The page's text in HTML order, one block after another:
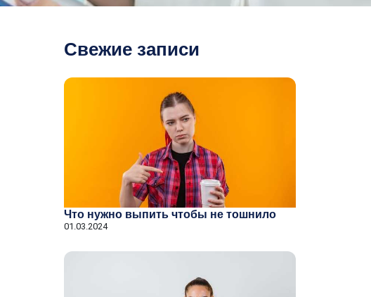
Свежие записи
Что нужно выпить чтобы не тошнило
01.03.2024